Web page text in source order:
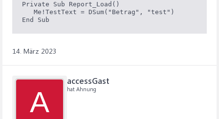
Private Sub Report_Load()
   Me!TestText = DSum("Betrag", "test")
End Sub
14. März 2023
A
accessGast
hat Ahnung